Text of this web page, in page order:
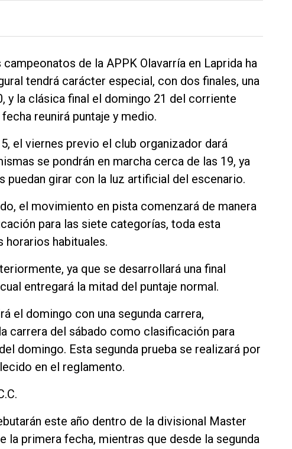
de la APPK Olavarría en Laprida ha
tendrá carácter especial, con dos finales, una
y la clásica final el domingo 21 del corriente
reunirá puntaje y medio.
el viernes previo el club organizador dará
se pondrán en marcha cerca de las 19, ya
girar con la luz artificial del escenario.
el movimiento en pista comenzará de manera
para las siete categorías, toda esta
horarios habituales.
ya que se desarrollará una final
entregará la mitad del puntaje normal.
el domingo con una segunda carrera,
carrera del sábado como clasificación para
domingo. Esta segunda prueba se realizará por
en el reglamento.
este año dentro de la divisional Master
la primera fecha, mientras que desde la segunda